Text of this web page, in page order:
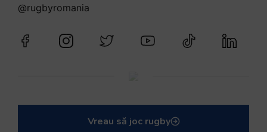
@rugbyromania
Vreau să joc rugby